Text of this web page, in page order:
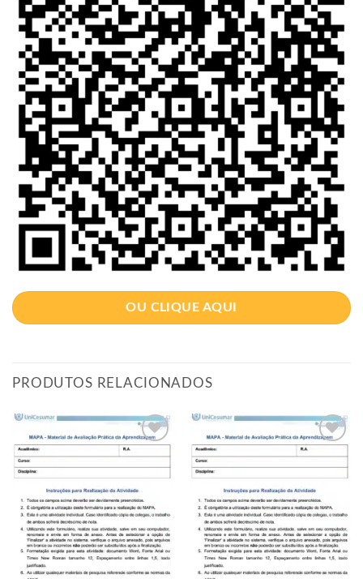
OU CLIQUE AQUI
PRODUTOS RELACIONADOS
Adicionar
à lista de
desejos
Adicionar
à lista de
desejos